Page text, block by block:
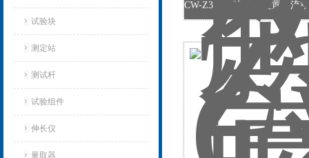
试验块
测定站‌
测试杆
试验组件
伸长仪
量取器